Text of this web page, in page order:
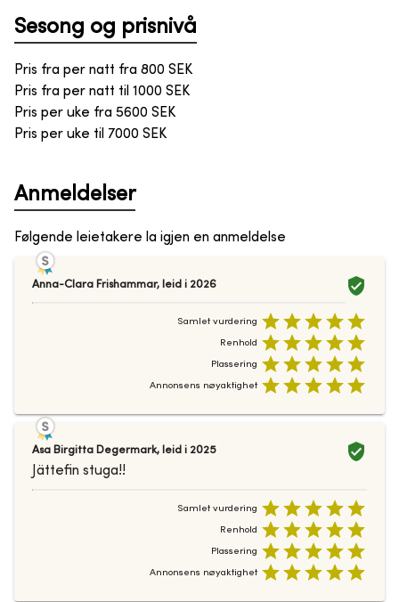
Sesong og prisnivå
Pris fra per natt fra 800 SEK
Pris fra per natt til 1000 SEK
Pris per uke fra 5600 SEK
Pris per uke til 7000 SEK
Anmeldelser
Følgende leietakere la igjen en anmeldelse
Anna-Clara Frishammar, leid i 2026
Samlet vurdering
Renhold
Plassering
Annonsens nøyaktighet
Asa Birgitta Degermark, leid i 2025
Jättefin stuga!!
Samlet vurdering
Renhold
Plassering
Annonsens nøyaktighet